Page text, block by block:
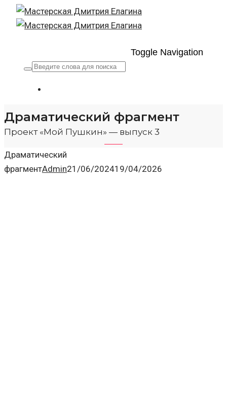
Toggle Navigation
Драматический фрагмент
Проект «Мой Пушкин» — выпуск 3
Драматический
фрагментAdmin21/06/202419/04/2026